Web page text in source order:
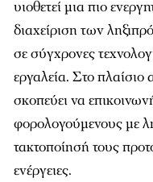
υιοθετεί μια πιο
διαχείριση των
σε σύγχρονες
εργαλεία. Στο
σκοπεύει να
φορολογούμενους με
τακτοποίησή τους
ενέργειες.